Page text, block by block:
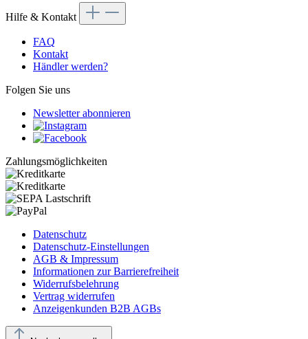
Hilfe & Kontakt
FAQ
Kontakt
Händler werden?
Folgen Sie uns
Newsletter abonnieren
Zahlungsmöglichkeiten
Datenschutz
Datenschutz-Einstellungen
AGB & Impressum
Informationen zur Barrierefreiheit
Widerrufsbelehrung
Vertrag widerrufen
Anzeigenkunden B2B AGBs